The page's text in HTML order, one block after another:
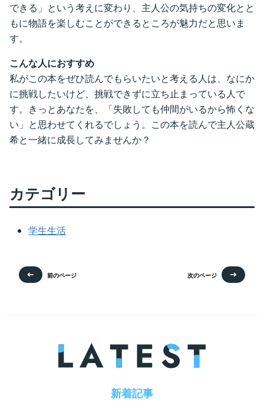
できる」という考えに変わり、主人公の気持ちの変化とと
もに物語を楽しむことができるところが魅力だと思いま
す。
こんな人におすすめ
私がこの本をぜひ読んでもらいたいと考える人は、なにか
に挑戦したいけど、挑戦できずに立ち止まっている人で
す。きっとあなたを、「失敗しても仲間がいるから怖くな
い」と思わせてくれるでしょう。この本を読んで主人公蔵
希と一緒に成長してみませんか？
カテゴリー
学生生活
前のページ 次のページ
新着記事